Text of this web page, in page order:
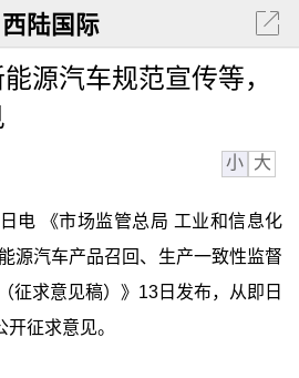
西陆国际
源汽车规范宣传等，
小 大
电 《市场监管总局 工业和信息化
源汽车产品召回、生产一致性监督
征求意见稿）》13日发布，从即日
征求意见。